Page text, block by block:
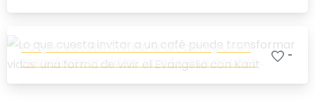
Lo que cuesta invitar a un café puede
transformar vidas: una forma de vivir
-